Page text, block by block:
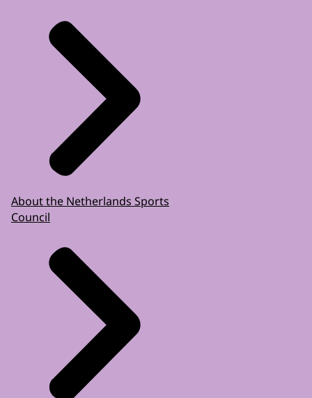
About the Netherlands Sports
Council